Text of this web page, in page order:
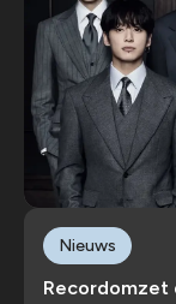
Recordomzet
Nieuws